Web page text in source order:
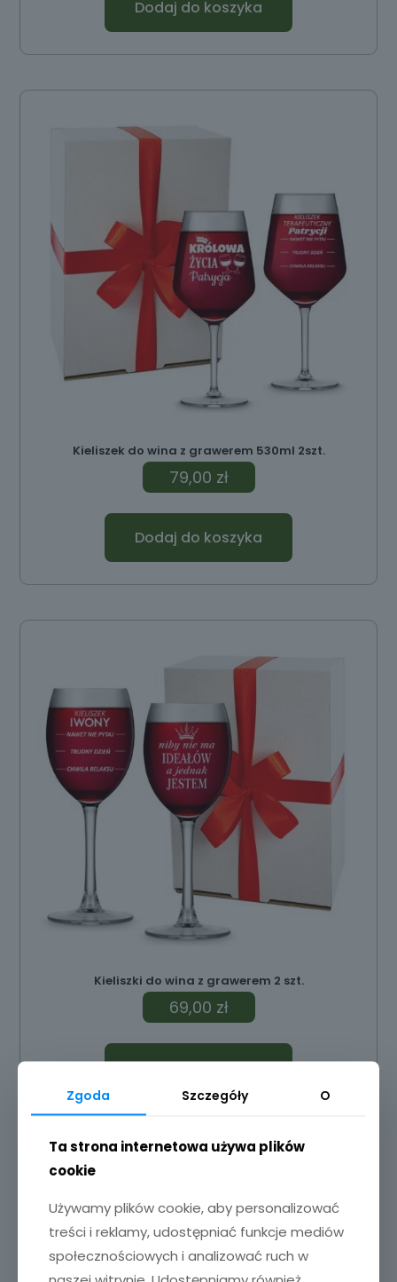
Dodaj do koszyka
Kieliszek do wina z grawerem 530ml 2szt.
79,00 zł
Dodaj do koszyka
Kieliszki do wina z grawerem 2 szt.
69,00 zł
Dodaj do koszyka
Zgoda Szczegóły O
Ta strona internetowa używa plików
cookie
Używamy plików cookie, aby personalizować
treści i reklamy, udostępniać funkcje mediów
społecznościowych i analizować ruch w